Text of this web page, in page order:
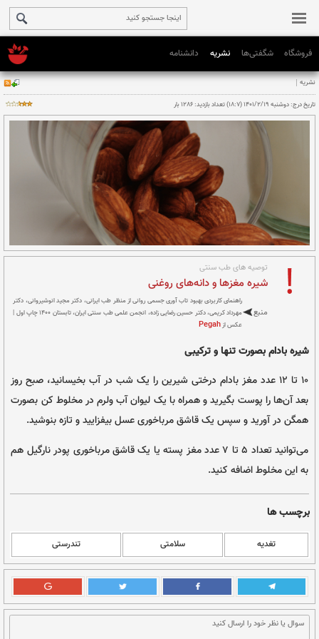
فروشگاه شگفتی‌ها نشریه دانشنامه
سنتی
و دانه‌های روغنی
بهبود تاب آوری جسمی روانی از منظر طب ایرانی، دکتر مجید انوشیروانی، دکتر
مهرداد کریمی، دکتر حسین رضایی زاده، انجمن علمی طب سنتی ایران، تابستان ۱۴۰۰ چاپ اول |
Pegah
و ترکیبی
بادام درختی شیرین را یک شب در آب بخیسانید، صبح روز
و همراه با یک لیوان آب ولرم در مخلوط کن بصورت
قاشق مرباخوری عسل بیفزایید و تازه بنوشید.